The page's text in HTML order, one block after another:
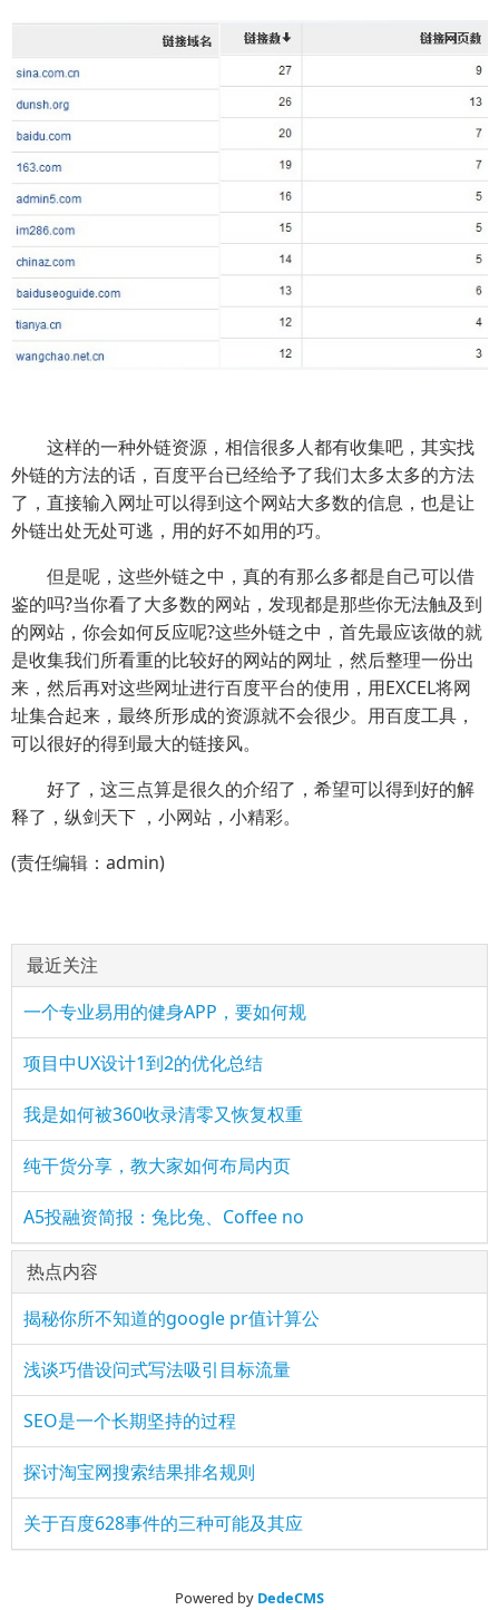
这样的一种外链资源，相信很多人都有收集吧，其实找
外链的方法的话，百度平台已经给予了我们太多太多的方法
了，直接输入网址可以得到这个网站大多数的信息，也是让
外链出处无处可逃，用的好不如用的巧。
但是呢，这些外链之中，真的有那么多都是自己可以借
鉴的吗?当你看了大多数的网站，发现都是那些你无法触及到
的网站，你会如何反应呢?这些外链之中，首先最应该做的就
是收集我们所看重的比较好的网站的网址，然后整理一份出
来，然后再对这些网址进行百度平台的使用，用EXCEL将网
址集合起来，最终所形成的资源就不会很少。用百度工具，
可以很好的得到最大的链接风。
好了，这三点算是很久的介绍了，希望可以得到好的解
释了，纵剑天下 ，小网站，小精彩。
(责任编辑：admin)
最近关注
一个专业易用的健身APP，要如何规
项目中UX设计1到2的优化总结
我是如何被360收录清零又恢复权重
纯干货分享，教大家如何布局内页
A5投融资简报：兔比兔、Coffee no
热点内容
揭秘你所不知道的google pr值计算公
浅谈巧借设问式写法吸引目标流量
SEO是一个长期坚持的过程
探讨淘宝网搜索结果排名规则
关于百度628事件的三种可能及其应
Powered by DedeCMS